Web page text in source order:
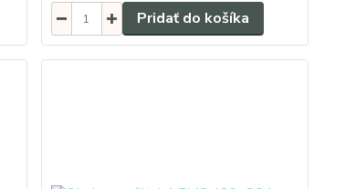
Pridať do košíka